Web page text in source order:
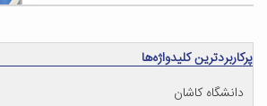
پرکاربردترین کلیدواژه‌ها
دانشگاه کاشان